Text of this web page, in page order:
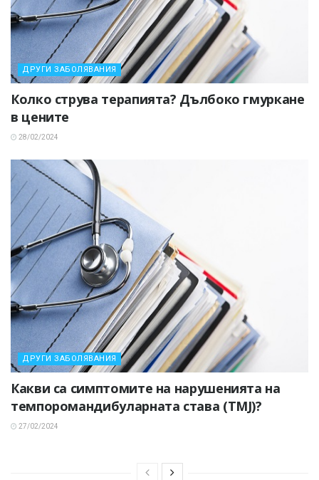
ДРУГИ ЗАБОЛЯВАНИЯ
Колко струва терапията? Дълбоко гмуркане
в цените
28/02/2024
ДРУГИ ЗАБОЛЯВАНИЯ
Какви са симптомите на нарушенията на
темпоромандибуларната става (TMJ)?
27/02/2024